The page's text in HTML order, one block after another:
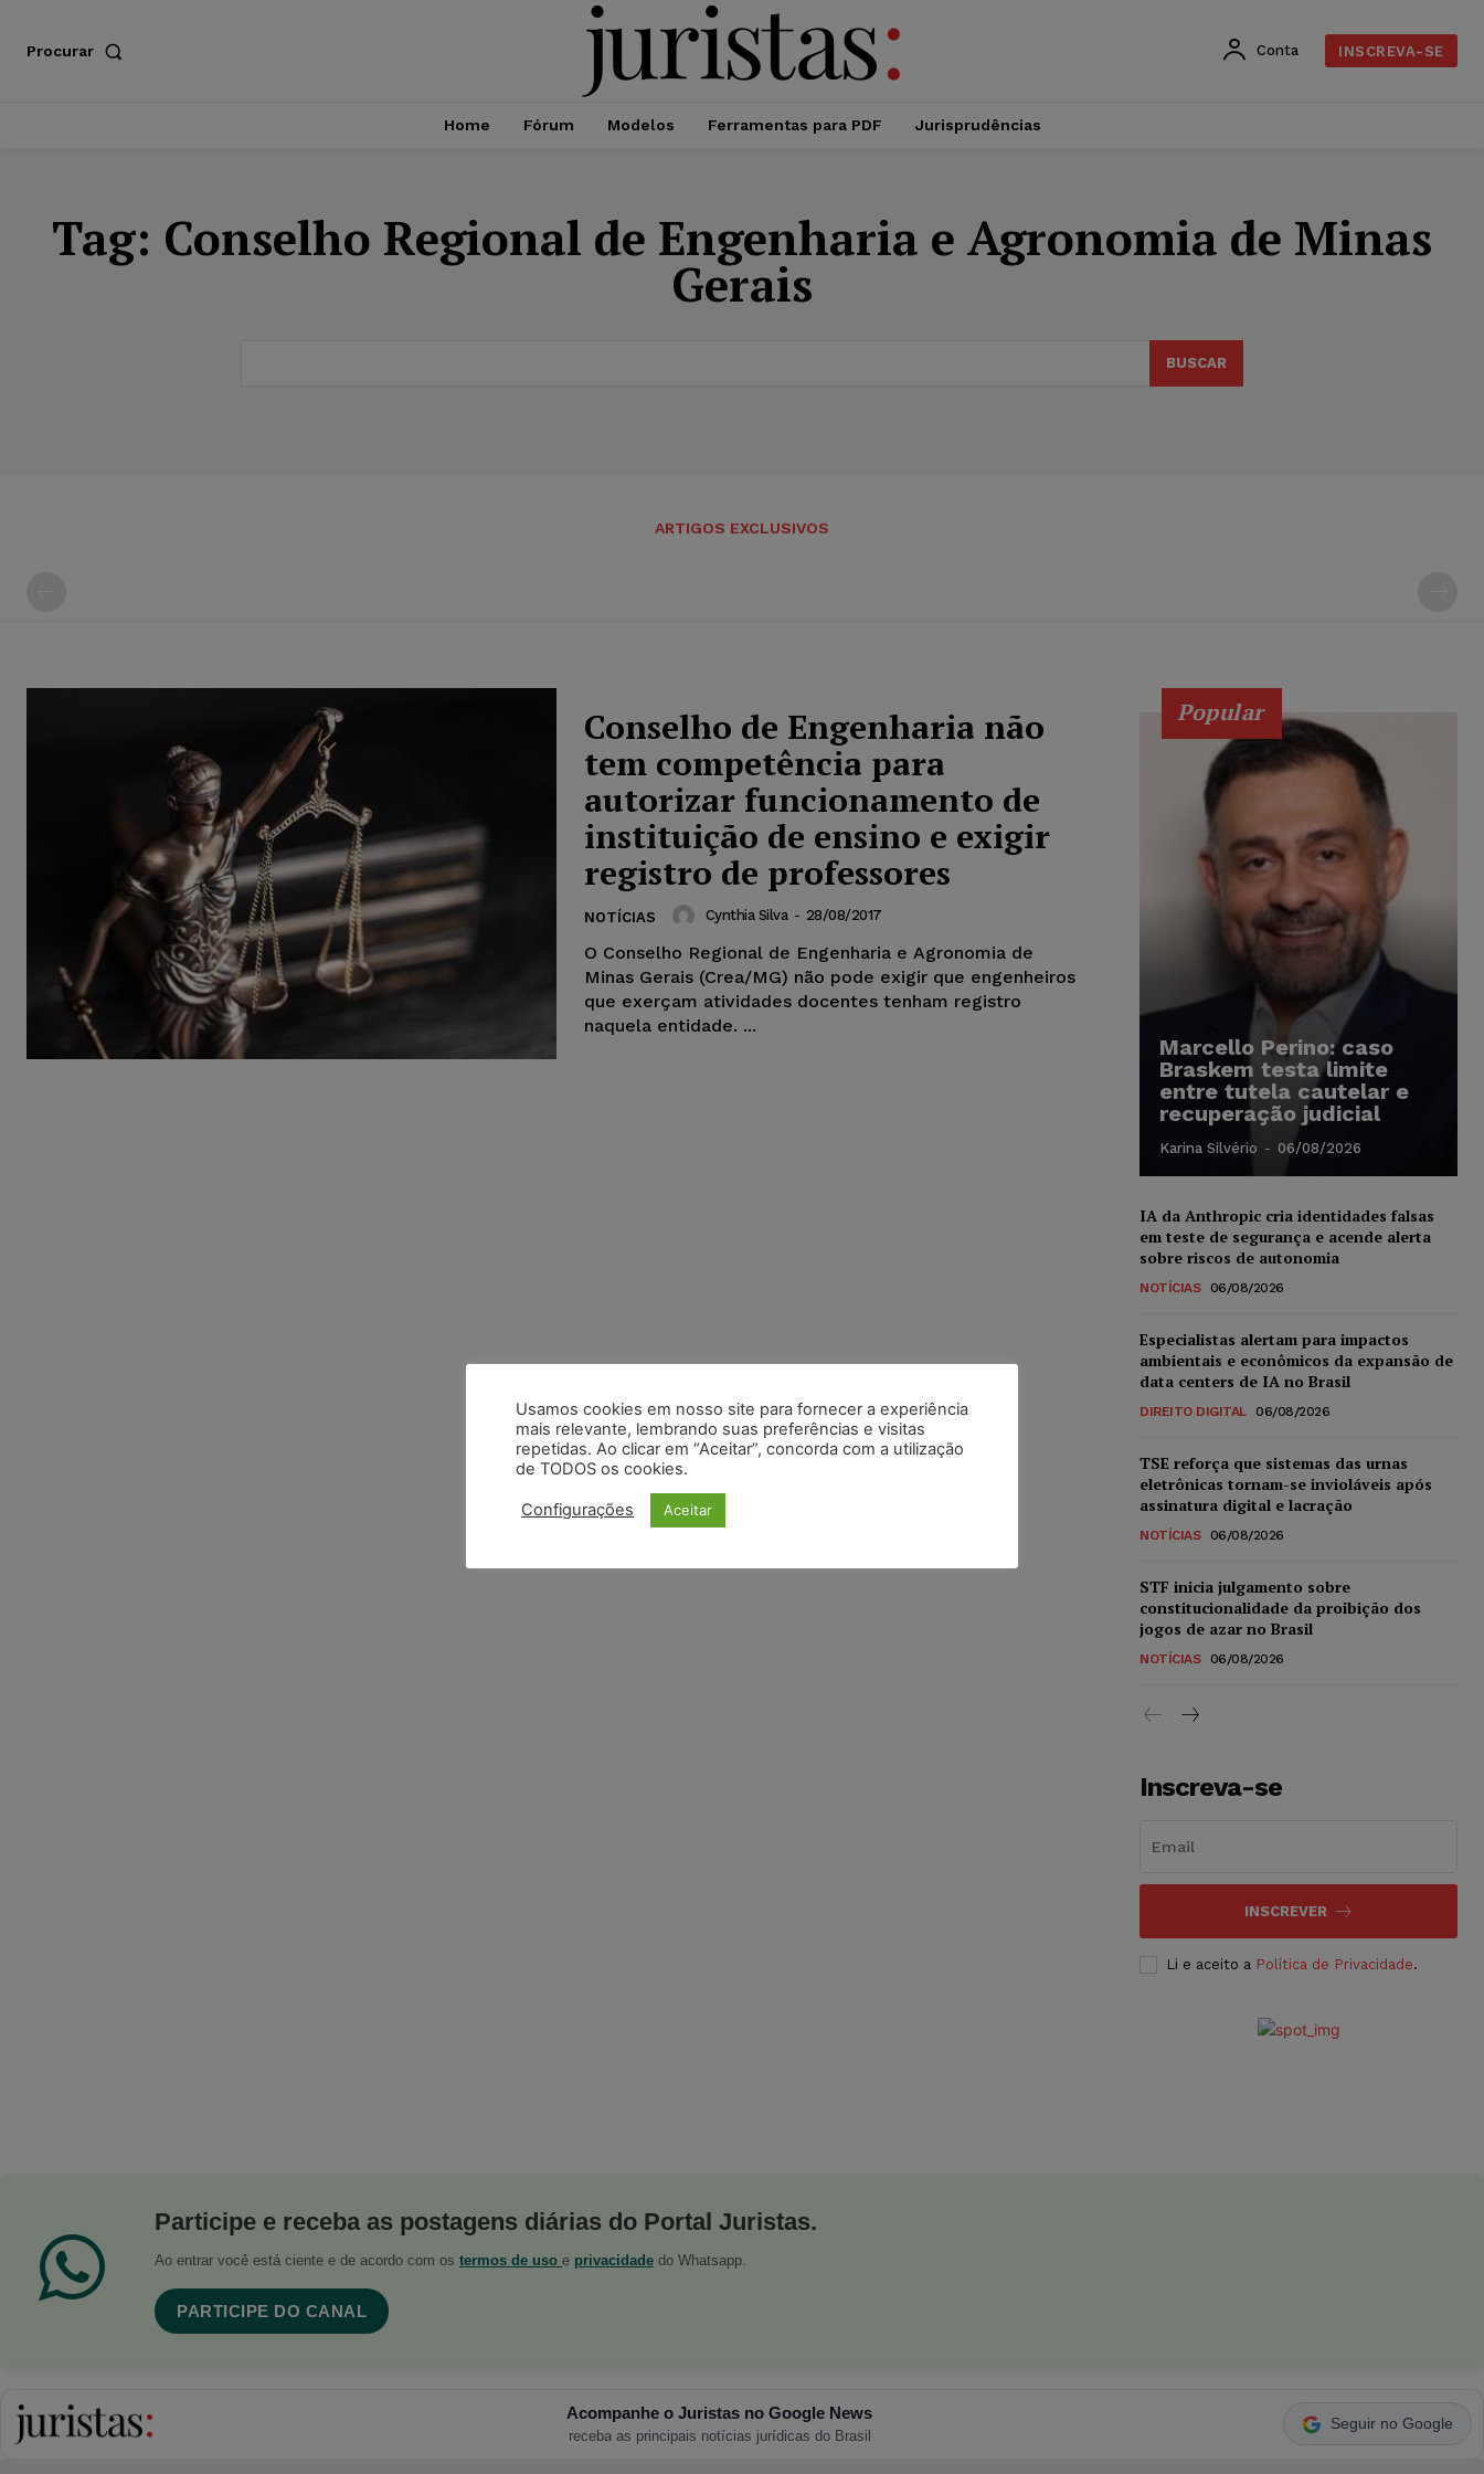
Procurar Conta INSCREVA-SE
Home Fórum Modelos Ferramentas para PDF Jurisprudências
Tag: Conselho Regional de Engenharia e Agronomia de Minas
Gerais
BUSCAR
ARTIGOS EXCLUSIVOS
Conselho de Engenharia não
tem competência para
autorizar funcionamento de
instituição de ensino e exigir
registro de professores
NOTÍCIAS Cynthia Silva - 28/08/2017
O Conselho Regional de Engenharia e Agronomia de
Minas Gerais (Crea/MG) não pode exigir que engenheiros
que exerçam atividades docentes tenham registro
naquela entidade. ...
Popular
Marcello Perino: caso
Braskem testa limite
entre tutela cautelar e
recuperação judicial
Karina Silvério - 06/08/2026
IA da Anthropic cria identidades falsas
em teste de segurança e acende alerta
sobre riscos de autonomia
NOTÍCIAS 06/08/2026
Especialistas alertam para impactos
ambientais e econômicos da expansão de
data centers de IA no Brasil
DIREITO DIGITAL 06/08/2026
TSE reforça que sistemas das urnas
eletrônicas tornam-se invioláveis após
assinatura digital e lacração
NOTÍCIAS 06/08/2026
STF inicia julgamento sobre
constitucionalidade da proibição dos
jogos de azar no Brasil
NOTÍCIAS 06/08/2026
Inscreva-se
INSCREVER
Li e aceito a Política de Privacidade.
Participe e receba as postagens diárias do Portal Juristas.
Ao entrar você está ciente e de acordo com os termos de uso e privacidade do Whatsapp.
PARTICIPE DO CANAL
Acompanhe o Juristas no Google News
receba as principais notícias jurídicas do Brasil
Seguir no Google
Usamos cookies em nosso site para fornecer a experiência
mais relevante, lembrando suas preferências e visitas
repetidas. Ao clicar em “Aceitar”, concorda com a utilização
de TODOS os cookies.
Configurações Aceitar